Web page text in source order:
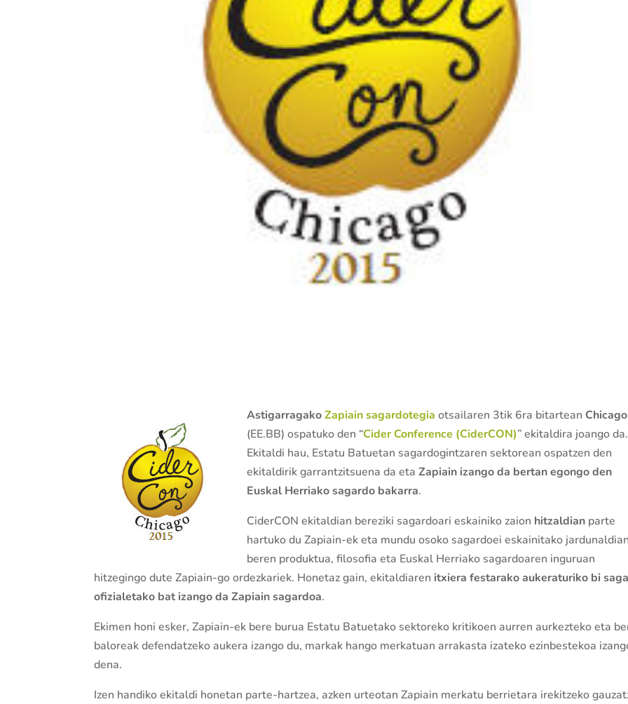
AstigarragakoZapiain sagardotegia otsailaren 3tik 6ra bitartean
(EE.BB) ospatuko den “Cider Conference (CiderCON)” ekitaldira joango da.
Ekitaldi hau, Estatu Batuetan sagardogintzaren sektorean ospatzen den
ekitaldirik garrantzitsuena da etaZapiain izango da bertan egongo den
Euskal Herriako sagardo bakarra.
CiderCON ekitaldian bereziki sagardoari eskainiko zaion hitzaldian parte
hartuko du Zapiain-ek eta mundu osoko sagardoei eskainitako
beren produktua, filosofia eta Euskal Herriako sagardoaren inguruan
hitzegingo dute Zapiain-go ordezkariek. Honetaz gain, ekitaldiaren itxiera festarako aukeraturiko bi
ofizialetako bat izango da Zapiain sagardoa.
Ekimen honi esker, Zapiain-ek bere burua Estatu Batuetako sektoreko kritikoen aurren aurkezteko eta
baloreak defendatzeko aukera izango du, markak hango merkatuan arrakasta izateko ezinbestekoa
dena.
Izen handiko ekitaldi honetan parte-hartzea, azken urteotan Zapiain merkatu berrietara irekitzeko